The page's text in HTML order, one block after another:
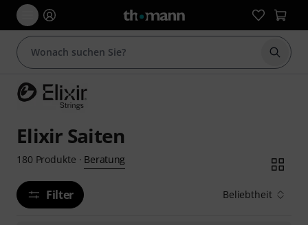
Suche
Elixir Saiten
180 Produkte · Beratung
Filter Beliebtheit